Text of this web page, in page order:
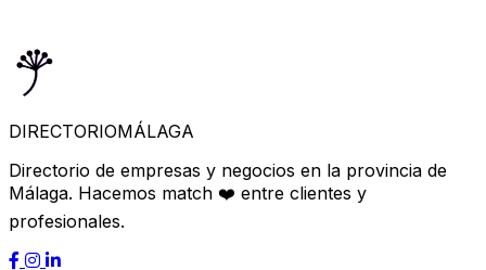
DIRECTORIOMÁLAGA
Directorio de empresas y negocios en la provincia de
Málaga. Hacemos match ❤️ entre clientes y
profesionales.